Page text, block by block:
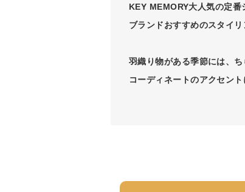
KEY MEMORY大人気の定
ブランドおすすめのスタイリ
羽織り物がある季節には、
コーディネートのアクセント